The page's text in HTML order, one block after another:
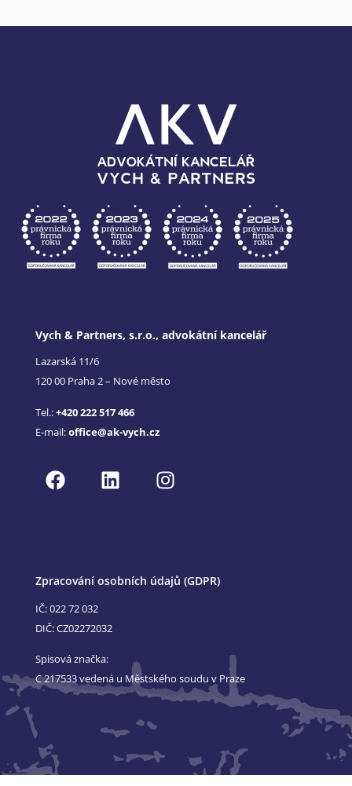
Vych & Partners, s.r.o., advokátní kancelář
Lazarská 11/6
120 00 Praha 2 – Nové město
Tel.:+420 222 517 466
E-mail:office@ak-vych.cz
Zpracování osobních údajů (GDPR)
IČ: 022 72 032
DIČ: CZ02272032
Spisová značka:
C 217533 vedená u Městského soudu v Praze